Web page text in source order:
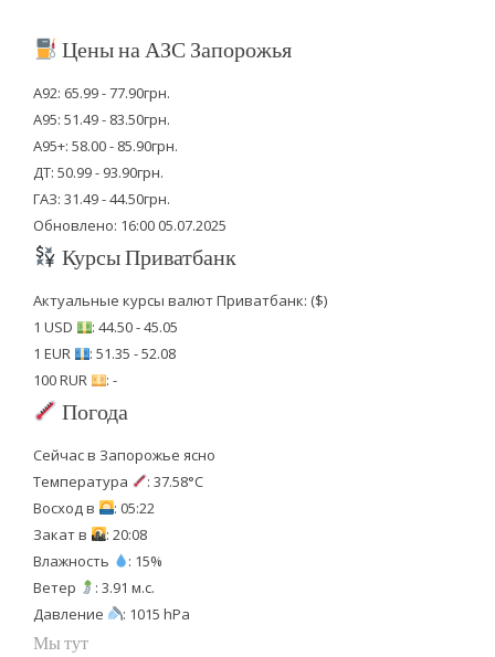
Цены на АЗС Запорожья
А92: 65.99 - 77.90грн.
А95: 51.49 - 83.50грн.
А95+: 58.00 - 85.90грн.
ДТ: 50.99 - 93.90грн.
ГАЗ: 31.49 - 44.50грн.
Обновлено: 16:00 05.07.2025
Курсы Приватбанк
Актуальные курсы валют Приватбанк: ($)
1 USD
: 44.50 - 45.05
1 EUR
: 51.35 - 52.08
100 RUR
: -
Погода
Сейчас в Запорожье ясно
Температура
: 37.58°C
Восход в
: 05:22
Закат в
: 20:08
Влажность
: 15%
Ветер
: 3.91 м.с.
Давление
: 1015 hPa
Мы тут